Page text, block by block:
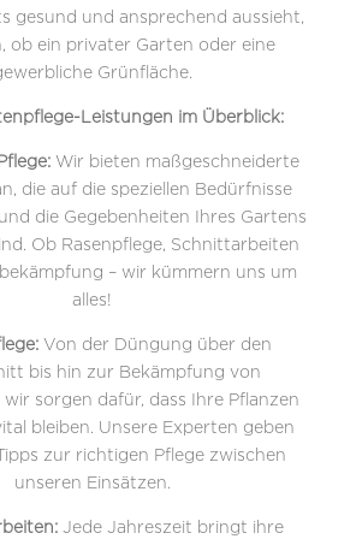
gesund und ansprechend aussieht,
ob ein privater Garten oder eine
Grünfläche.
Leistungen im Überblick:
Wir bieten maßgeschneiderte
die auf die speziellen Bedürfnisse
die Gegebenheiten Ihres Gartens
Ob Rasenpflege, Schnittarbeiten
– wir kümmern uns um
alles!
Von der Düngung über den
bis hin zur Bekämpfung von
wir sorgen dafür, dass Ihre Pflanzen
bleiben. Unsere Experten geben
zur richtigen Pflege zwischen
unseren Einsätzen.
Jede Jahreszeit bringt ihre